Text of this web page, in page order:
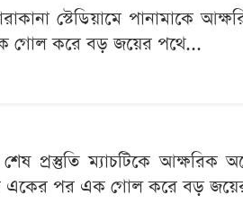
স্টেডিয়ামে পানামাকে
গোল করে বড় জয়ের পথে...
প্রস্তুতি ম্যাচটিকে আক্ষরিক
একের পর এক গোল করে বড়